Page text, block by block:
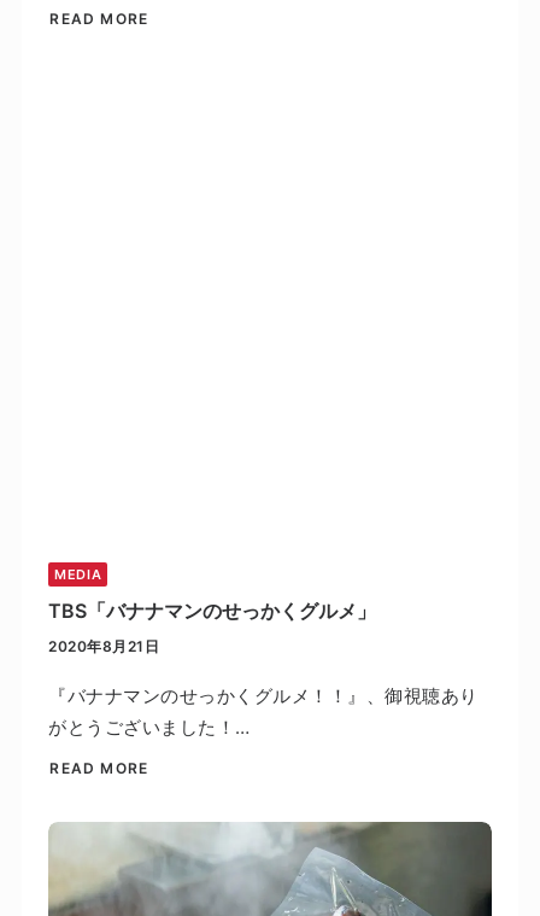
READ MORE
MEDIA
TBS「バナナマンのせっかくグルメ」
2020年8月21日
『バナナマンのせっかくグルメ！！』、御視聴あり
がとうございました！…
READ MORE